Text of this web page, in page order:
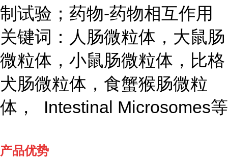
制试验；药物-药物相互作用
关键词：人肠微粒体，大鼠肠
微粒体，小鼠肠微粒体，比格
犬肠微粒体，食蟹猴肠微粒
体， Intestinal Microsomes等
产品优势